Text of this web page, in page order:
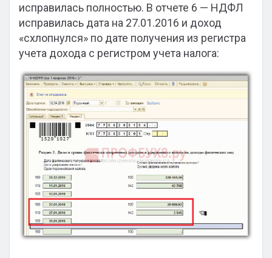
исправилась полностью. В отчете 6 — НДФЛ
исправилась дата на 27.01.2016 и доход
«схлопнулся» по дате получения из регистра
учета дохода с регистром учета налога: